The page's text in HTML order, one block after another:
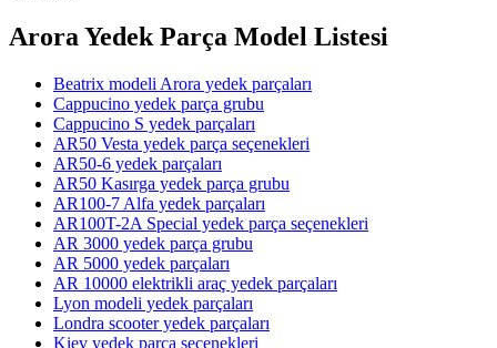
Arora Yedek Parça Model Listesi
Beatrix modeli Arora yedek parçaları
Cappucino yedek parça grubu
Cappucino S yedek parçaları
AR50 Vesta yedek parça seçenekleri
AR50-6 yedek parçaları
AR50 Kasırga yedek parça grubu
AR100-7 Alfa yedek parçaları
AR100T-2A Special yedek parça seçenekleri
AR 3000 yedek parça grubu
AR 5000 yedek parçaları
AR 10000 elektrikli araç yedek parçaları
Lyon modeli yedek parçaları
Londra scooter yedek parçaları
Kiev yedek parça seçenekleri